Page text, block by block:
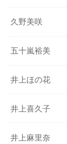
久野美咲
五十嵐裕美
井上ほの花
井上喜久子
井上麻里奈